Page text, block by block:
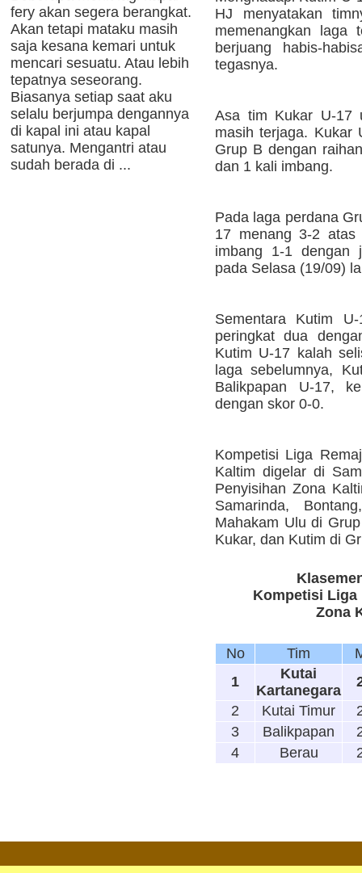
fery akan segera berangkat.
Akan tetapi mataku masih
saja kesana kemari untuk
mencari sesuatu. Atau lebih
tepatnya seseorang.
Biasanya setiap saat aku
selalu berjumpa dengannya
di kapal ini atau kapal
satunya. Mengantri atau
sudah berada di ...
HJ menyatakan
memenangkan laga
berjuang habis-
tegasnya.
Asa tim Kukar U-17
masih terjaga. Kukar
Grup B dengan
dan 1 kali imbang.
Pada laga perdana
17 menang 3-2 atas
imbang 1-1 dengan
pada Selasa (19/09)
Sementara Kutim
peringkat dua
Kutim U-17 kalah
laga sebelumnya,
Balikpapan U-17,
dengan skor 0-0.
Kompetisi Liga
Kaltim digelar di
Penyisihan Zona
Samarinda,
Mahakam Ulu di
Kukar, dan Kutim di
Kompetisi Liga
Zona
No Tim
1
Kutai
Kartanegara
2
Kutai Timur
3
Balikpapan
4
Berau